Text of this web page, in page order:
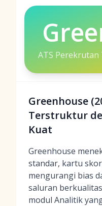
ATS
Greenhouse
Terstruktur
Kuat
Greenhouse
standar, kartu
mengurangi bias
saluran
modul Analitik